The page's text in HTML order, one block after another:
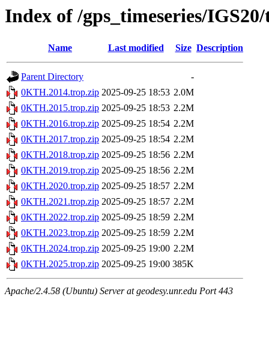
Index of /gps_timeseries/
Name Last modified Size Description
Parent Directory
-
0KTH.2014.trop.zip 2025-09-25 18:53 2.0M
0KTH.2015.trop.zip 2025-09-25 18:53 2.2M
0KTH.2016.trop.zip 2025-09-25 18:54 2.2M
0KTH.2017.trop.zip 2025-09-25 18:54 2.2M
0KTH.2018.trop.zip 2025-09-25 18:56 2.2M
0KTH.2019.trop.zip 2025-09-25 18:56 2.2M
0KTH.2020.trop.zip 2025-09-25 18:57 2.2M
0KTH.2021.trop.zip 2025-09-25 18:57 2.2M
0KTH.2022.trop.zip 2025-09-25 18:59 2.2M
0KTH.2023.trop.zip 2025-09-25 18:59 2.2M
0KTH.2024.trop.zip 2025-09-25 19:00 2.2M
0KTH.2025.trop.zip 2025-09-25 19:00 385K
Apache/2.4.58 (Ubuntu) Server at geodesy.unr.edu Port 443